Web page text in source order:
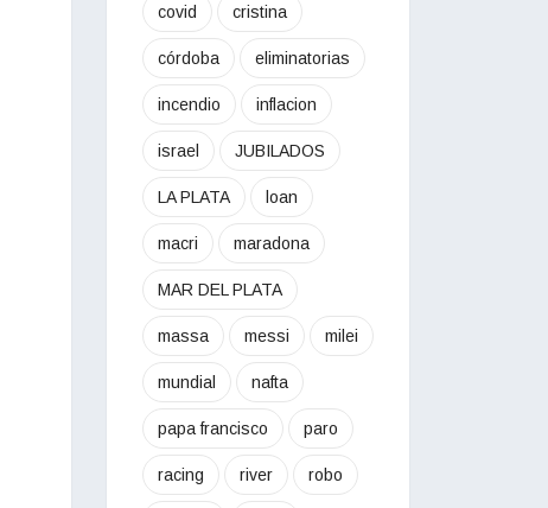
covid cristina
córdoba eliminatorias
incendio inflacion
israel JUBILADOS
LA PLATA loan
macri maradona
MAR DEL PLATA
massa messi milei
mundial nafta
papa francisco paro
racing river robo